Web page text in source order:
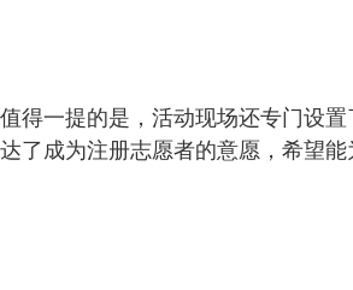
值得一提的是，活动现场还专门设
达了成为注册志愿者的意愿，希望